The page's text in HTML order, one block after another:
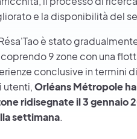
e la disponibilità del
è stato
9 zone con una
conclusive in termini
utenti,Orléans Métropole
ridisegnate il 3 gennaio
settimana.